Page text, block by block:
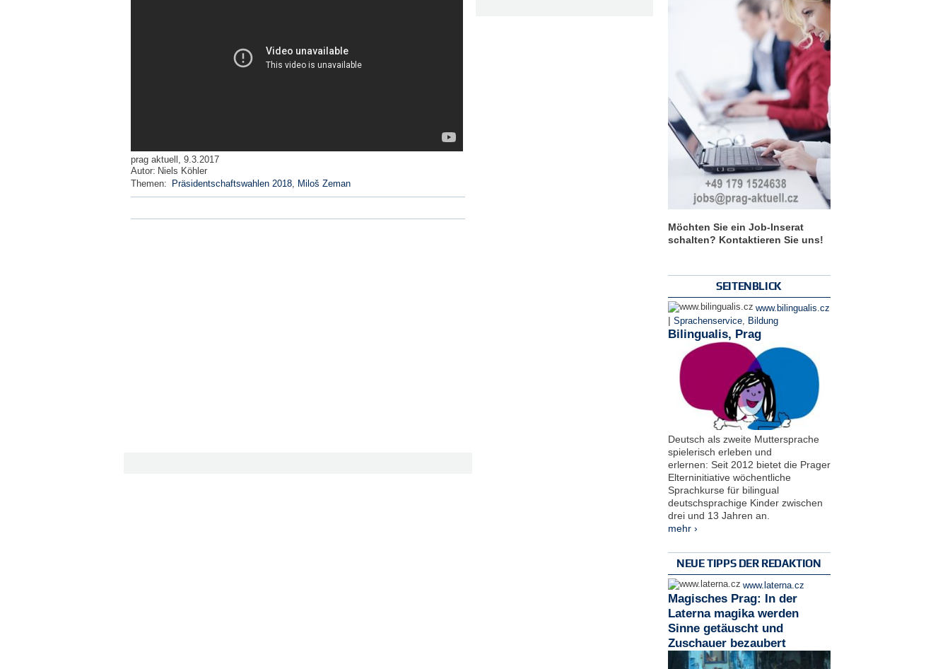
prag aktuell, 9.3.2017
Autor: Niels Köhler
Themen:
Präsidentschaftswahlen 2018, Miloš Zeman
Möchten Sie ein Job-Inserat
schalten? Kontaktieren Sie uns!
SEITENBLICK
www.bilingualis.cz
| Sprachenservice, Bildung
Bilingualis, Prag
Deutsch als zweite Muttersprache
spielerisch erleben und
erlernen: Seit 2012 bietet die Prager
Elterninitiative wöchentliche
Sprachkurse für bilingual
deutschsprachige Kinder zwischen
drei und 13 Jahren an.
mehr ›
NEUE TIPPS DER REDAKTION
www.laterna.cz
Magisches Prag: In der
Laterna magika werden
Sinne getäuscht und
Zuschauer bezaubert